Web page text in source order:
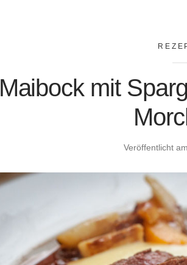
Maibock mit
Veröffentlicht am